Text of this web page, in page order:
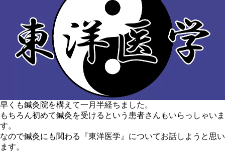
早くも鍼灸院を構えて一月半経ちました。
もちろん初めて鍼灸を受けるという患者さんもいらっしゃいま
す。
なので鍼灸にも関わる『東洋医学』についてお話しようと思い
ます。